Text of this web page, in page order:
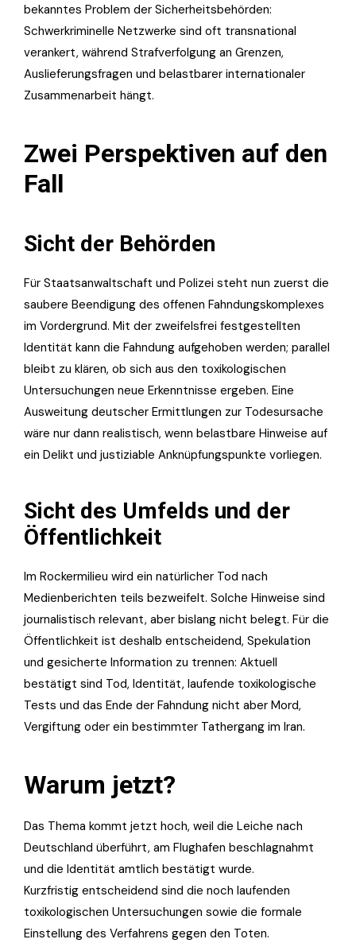
bekanntes Problem der Sicherheitsbehörden:
Schwerkriminelle Netzwerke sind oft transnational
verankert, während Strafverfolgung an Grenzen,
Auslieferungsfragen und belastbarer internationaler
Zusammenarbeit hängt.
Zwei Perspektiven auf den
Fall
Sicht der Behörden
Für Staatsanwaltschaft und Polizei steht nun zuerst die
saubere Beendigung des offenen Fahndungskomplexes
im Vordergrund. Mit der zweifelsfrei festgestellten
Identität kann die Fahndung aufgehoben werden; parallel
bleibt zu klären, ob sich aus den toxikologischen
Untersuchungen neue Erkenntnisse ergeben. Eine
Ausweitung deutscher Ermittlungen zur Todesursache
wäre nur dann realistisch, wenn belastbare Hinweise auf
ein Delikt und justiziable Anknüpfungspunkte vorliegen.
Sicht des Umfelds und der
Öffentlichkeit
Im Rockermilieu wird ein natürlicher Tod nach
Medienberichten teils bezweifelt. Solche Hinweise sind
journalistisch relevant, aber bislang nicht belegt. Für die
Öffentlichkeit ist deshalb entscheidend, Spekulation
und gesicherte Information zu trennen: Aktuell
bestätigt sind Tod, Identität, laufende toxikologische
Tests und das Ende der Fahndung nicht aber Mord,
Vergiftung oder ein bestimmter Tathergang im Iran.
Warum jetzt?
Das Thema kommt jetzt hoch, weil die Leiche nach
Deutschland überführt, am Flughafen beschlagnahmt
und die Identität amtlich bestätigt wurde.
Kurzfristig entscheidend sind die noch laufenden
toxikologischen Untersuchungen sowie die formale
Einstellung des Verfahrens gegen den Toten.